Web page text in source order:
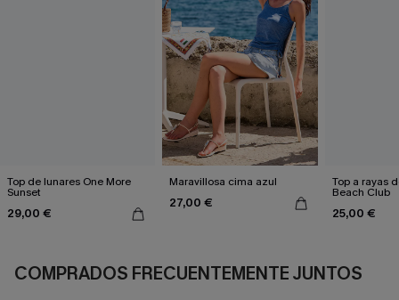
Top de lunares One More
Sunset
29,00 €
Maravillosa cima azul
27,00 €
Top a rayas
Beach Club
25,00 €
COMPRADOS FRECUENTEMENTE JUNTOS